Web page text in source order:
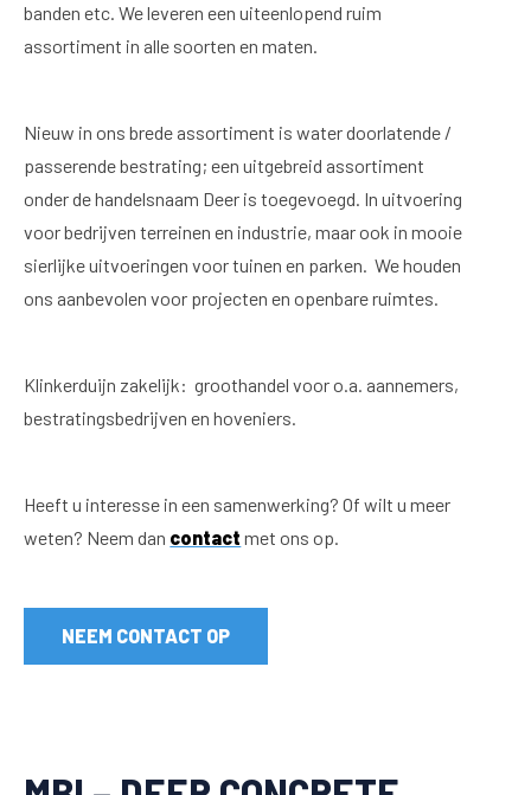
banden etc. We leveren een uiteenlopend ruim
assortiment in alle soorten en maten.
Nieuw in ons brede assortiment is water doorlatende /
passerende bestrating; een uitgebreid assortiment
onder de handelsnaam Deer is toegevoegd. In uitvoering
voor bedrijven terreinen en industrie, maar ook in mooie
sierlijke uitvoeringen voor tuinen en parken. We houden
ons aanbevolen voor projecten en openbare ruimtes.
Klinkerduijn zakelijk: groothandel voor o.a. aannemers,
bestratingsbedrijven en hoveniers.
Heeft u interesse in een samenwerking? Of wilt u meer
weten? Neem dan contact met ons op.
NEEM CONTACT OP